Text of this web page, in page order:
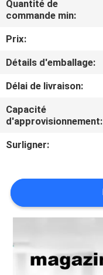
VISITE
D'USINE
CONTRÔLE
DE
QUALITÉ
NOUS
DEMANDEZ
CITATION
Quantité de
commande min:
Prix:
Détails d'emballage:
Délai de livraison:
Capacité
d'approvisionnement:
Surligner: